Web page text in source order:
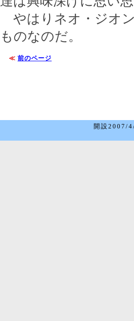
やはりネオ・ジオ
ものなのだ。
≪ 前のページ
開設2007/